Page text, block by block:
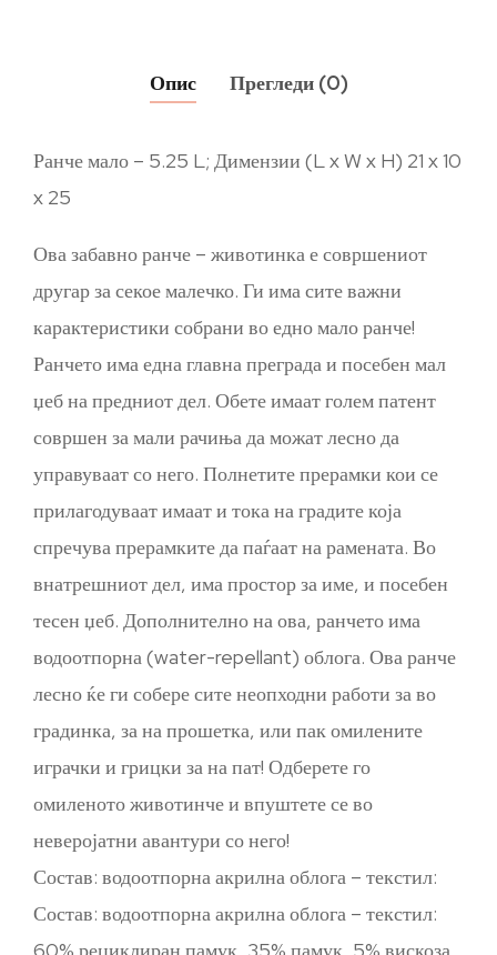
Опис Прегледи (0)
Ранче мало – 5.25 L; Димензии (L x W x H) 21 x 10
x 25
Ова забавно ранче – животинка е совршениот
другар за секое малечко. Ги има сите важни
карактеристики собрани во едно мало ранче!
Ранчето има една главна преграда и посебен мал
џеб на предниот дел. Обете имаат голем патент
совршен за мали рачиња да можат лесно да
управуваат со него. Полнетите прерамки кои се
прилагодуваат имаат и тока на градите која
спречува прерамките да паѓаат на рамената. Во
внатрешниот дел, има простор за име, и посебен
тесен џеб. Дополнително на ова, ранчето има
водоотпорна (water-repellant) облога. Ова ранче
лесно ќе ги собере сите неопходни работи за во
градинка, за на прошетка, или пак омилените
играчки и грицки за на пат! Одберете го
омиленото животинче и впуштете се во
неверојатни авантури со него!
Состав: водоотпорна акрилна облога – текстил:
Состав: водоотпорна акрилна облога – текстил: